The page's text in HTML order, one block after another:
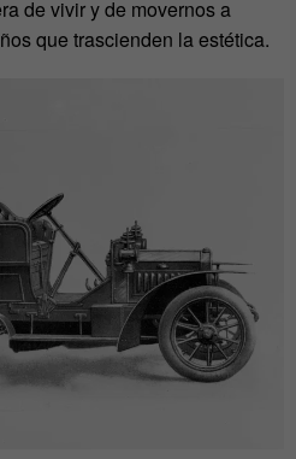
de vivir y de movernos a
que trascienden la estética.